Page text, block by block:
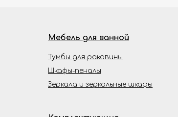
Мебель для ванной
Тумбы для раковины
Шкафы-пеналы
Зеркала и зеркальные шкафы